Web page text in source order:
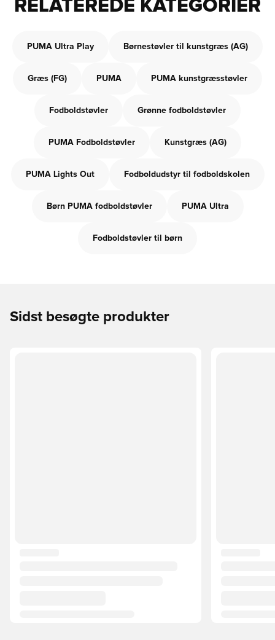
RELATEREDE KATEGORIER
PUMA Ultra Play Børnestøvler til kunstgræs (AG)
Græs (FG) PUMA PUMA kunstgræsstøvler
Fodboldstøvler Grønne fodboldstøvler
PUMA Fodboldstøvler Kunstgræs (AG)
PUMA Lights Out Fodboldudstyr til fodboldskolen
Børn PUMA fodboldstøvler PUMA Ultra
Fodboldstøvler til børn
Sidst besøgte produkter